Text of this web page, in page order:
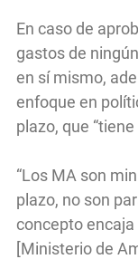
En caso de
gastos de
en sí mismo,
enfoque en
plazo, que
“Los MA son
plazo, no son
concepto
[Ministerio de